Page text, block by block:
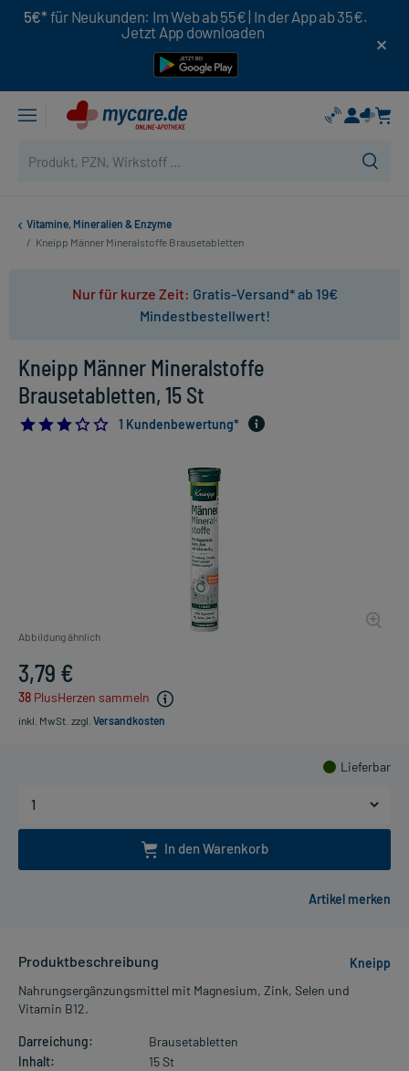
5€* für Neukunden: Im Web ab 55€ | In der App ab 35€.
Jetzt App downloaden
Vitamine, Mineralien & Enzyme
/ Kneipp Männer Mineralstoffe Brausetabletten
Nur für kurze Zeit: Gratis-Versand* ab 19€
Mindestbestellwert!
Kneipp Männer Mineralstoffe
Brausetabletten, 15 St
3.01 Kundenbewertung*
Abbildung ähnlich
3,79 €
38 PlusHerzen sammeln
inkl. MwSt. zzgl. Versandkosten
Lieferbar
In den Warenkorb
Produktbeschreibung
Kneipp
Nahrungsergänzungsmittel mit Magnesium, Zink, Selen und
Vitamin B12.
Darreichung:
Brausetabletten
Inhalt:
15 St